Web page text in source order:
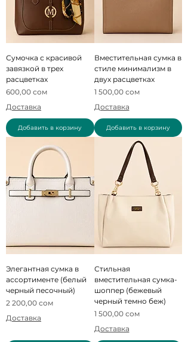
Сумочка с красивой
завязкой в трех
расцветках
Цена
600,00 сом
Доставка
Добавить в корзину
Вместительная сумка в
стиле минимализм в
двух расцветках
Цена
1 500,00 сом
Доставка
Добавить в корзину
Элегантная сумка в
ассортименте (белый
черный песочный)
Цена
2 200,00 сом
Доставка
Стильная
вместительная сумка-
шоппер (бежевый
черный темно беж)
Цена
1 500,00 сом
Доставка